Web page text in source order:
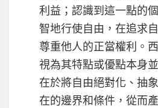
利益；認識到這一點的
智地行使自由，在追求
尊重他人的正當權利。
視為其特點或優點本身
在於將自由絕對化、抽
在的邊界和條件，從而